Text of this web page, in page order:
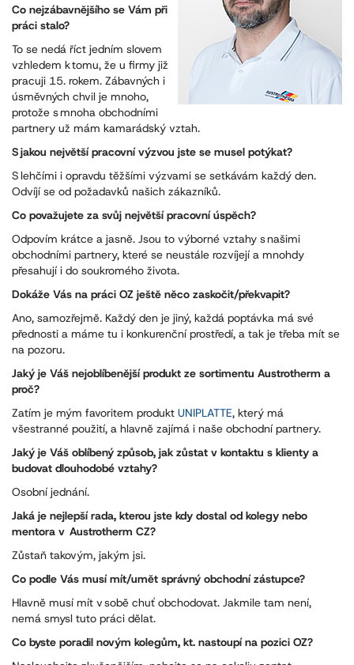
Co nejzábavnějšího se Vám při
práci stalo?
To se nedá říct jedním slovem
vzhledem k tomu, že u firmy již
pracuji 15. rokem. Zábavných i
úsměvných chvil je mnoho,
protože s mnoha obchodními
partnery už mám kamarádský vztah.
S jakou největší pracovní výzvou jste se musel potýkat?
S lehčími i opravdu těžšími výzvami se setkávám každý den.
Odvíjí se od požadavků našich zákazníků.
Co považujete za svůj největší pracovní úspěch?
Odpovím krátce a jasně. Jsou to výborné vztahy s našimi
obchodními partnery, které se neustále rozvíjejí a mnohdy
přesahují i do soukromého života.
Dokáže Vás na práci OZ ještě něco zaskočit/překvapit?
Ano, samozřejmě. Každý den je jiný, každá poptávka má své
přednosti a máme tu i konkurenční prostředí, a tak je třeba mít se
na pozoru.
Jaký je Váš nejoblíbenější produkt ze sortimentu Austrotherm a
proč?
Zatím je mým favoritem produkt UNIPLATTE, který má
všestranné použití, a hlavně zajímá i naše obchodní partnery.
Jaký je Váš oblíbený způsob, jak zůstat v kontaktu s klienty a
budovat dlouhodobé vztahy?
Osobní jednání.
Jaká je nejlepší rada, kterou jste kdy dostal od kolegy nebo
mentora v Austrotherm CZ?
Zůstaň takovým, jakým jsi.
Co podle Vás musí mít/umět správný obchodní zástupce?
Hlavně musí mít v sobě chuť obchodovat. Jakmile tam není,
nemá smysl tuto práci dělat.
Co byste poradil novým kolegům, kt. nastoupí na pozici OZ?